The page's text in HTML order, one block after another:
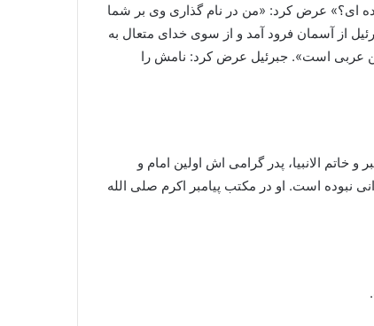
ای؟» عرض کرد: «من در نام گذاری وی بر شما
از آسمان فرود آمد و از سوی خدای متعال به
عربی است». جبرئیل عرض کرد: نامش را
الانبیا، پدر گرامی اش اولین امام و
نبوده است. او در مکتب پیامبر اکرم صلی الله